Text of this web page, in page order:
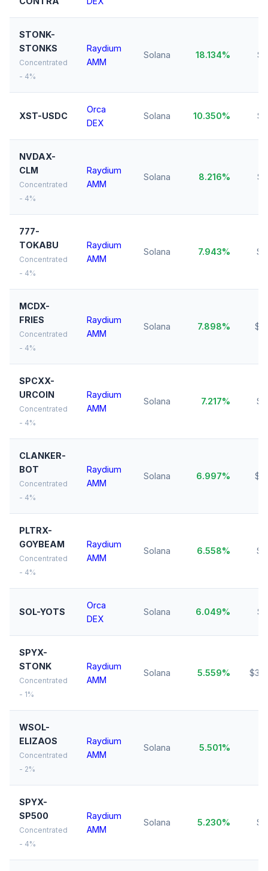
STONK-
STONKS
Concentrated
- 4%
Raydium
AMM
Solana 18.134%
XST-USDC
Orca
DEX
Solana 10.350%
NVDAX-
CLM
Concentrated
- 4%
Raydium
AMM
Solana 8.216%
777-
TOKABU
Concentrated
- 4%
Raydium
AMM
Solana 7.943%
MCDX-
FRIES
Concentrated
- 4%
Raydium
AMM
Solana 7.898%
SPCXX-
URCOIN
Concentrated
- 4%
Raydium
AMM
Solana 7.217%
CLANKER-
BOT
Concentrated
- 4%
Raydium
AMM
Solana 6.997%
PLTRX-
GOYBEAM
Concentrated
- 4%
Raydium
AMM
Solana 6.558%
SOL-YOTS
Orca
DEX
Solana 6.049%
SPYX-
STONK
Concentrated
- 1%
Raydium
AMM
Solana 5.559%
WSOL-
ELIZAOS
Concentrated
- 2%
Raydium
AMM
Solana 5.501%
SPYX-
SP500
Concentrated
- 4%
Raydium
AMM
Solana 5.230%